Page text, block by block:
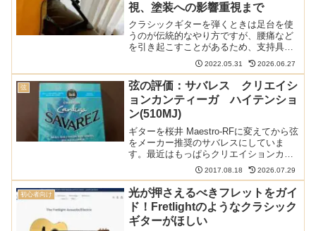
視、塗装への影響重視まで
クラシックギターを弾くときは足台を使
うのが伝統的なやり方ですが、腰痛など
を引き起こすことがあるため、支持具と
呼ばれる道具を使う人も多くいます。現
在では数多くのギター用支持具が販売さ
れているため、どれを選んだらいいのか
わからないという悩みを持...
2022.05.31 2026.06.27
弦
弦の評価：サバレス クリエイシ
ョンカンティーガ ハイテンショ
ン(510MJ)
ギターを桜井 Maestro-RFに変えてから弦
をメーカー推奨のサバレスにしていま
す。最近はもっぱらクリエイションカン
ティーガのハイテンションです。 以下の
記事で本サイトの弦のレビュー（70種類
以上）や感想、情報記事をまとめていま
す:3弦が...
2017.08.18 2026.07.29
初心者向け
光が押さえるべきフレットをガイ
ド！Fretlightのようなクラシック
ギターがほしい